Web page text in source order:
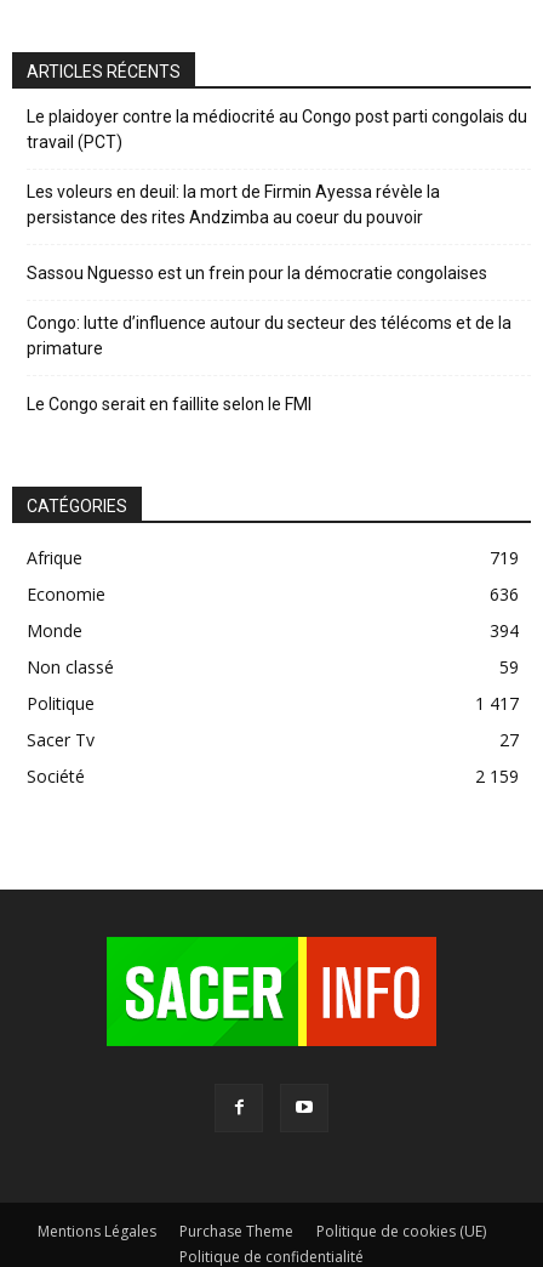
ARTICLES RÉCENTS
Le plaidoyer contre la médiocrité au Congo post parti congolais du
travail (PCT)
Les voleurs en deuil: la mort de Firmin Ayessa révèle la
persistance des rites Andzimba au coeur du pouvoir
Sassou Nguesso est un frein pour la démocratie congolaises
Congo: lutte d’influence autour du secteur des télécoms et de la
primature
Le Congo serait en faillite selon le FMI
CATÉGORIES
Afrique
719
Economie
636
Monde
394
Non classé
59
Politique
1 417
Sacer Tv
27
Société
2 159
Mentions Légales Purchase Theme
Politique de cookies (UE)
Politique de confidentialité